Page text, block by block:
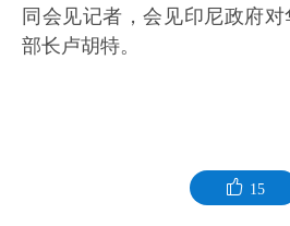
同会见记者，会见印尼政府
部长卢胡特。
15